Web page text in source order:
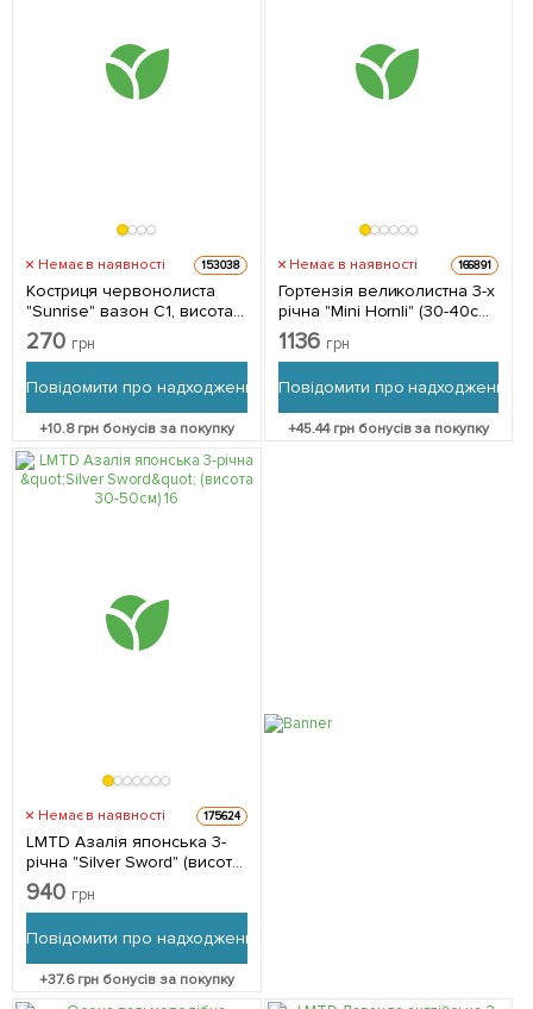
Немає в наявності 153038
Костриця червонолиста
"Sunrise" вазон С1, висота
20-30см 1 саджанець в
упаковці
270 грн
Повідомити про надходження
+10.8грн бонусів за покупку
Немає в наявності 166891
Гортензія великолистна 3-х
річна "Mini Hornli" (30-40см)
1 саджанець в упаковці
1136 грн
Повідомити про надходження
+45.44грн бонусів за покупку
Немає в наявності 175624
LMTD Азалія японська 3-
річна "Silver Sword" (висота
30-50см) з Нідерландів 1
саджанець в упаковці
940 грн
Повідомити про надходження
+37.6грн бонусів за покупку